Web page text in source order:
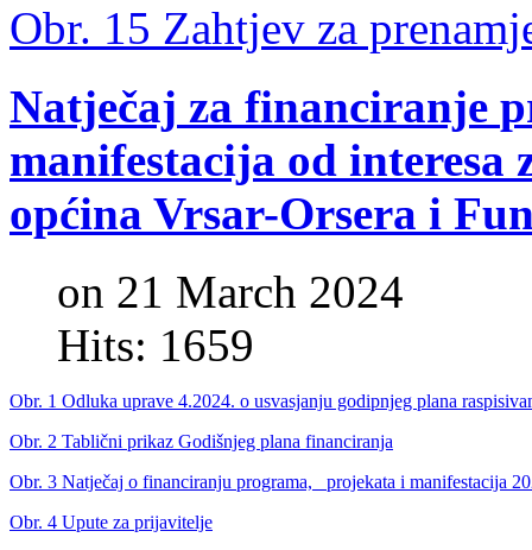
Obr. 15 Zahtjev za
Natječaj za financiranje
manifestacija od interesa
općina Vrsar-Orsera i
on 21 March 2024
Hits: 1659
Obr. 1 Odluka uprave 4.2024. o usvasjanju godipnjeg plana
Obr. 2 Tablični prikaz Godišnjeg plana financiranja
Obr. 3 Natječaj o financiranju programa,_ projekata i manifestacija
Obr. 4 Upute za prijavitelje